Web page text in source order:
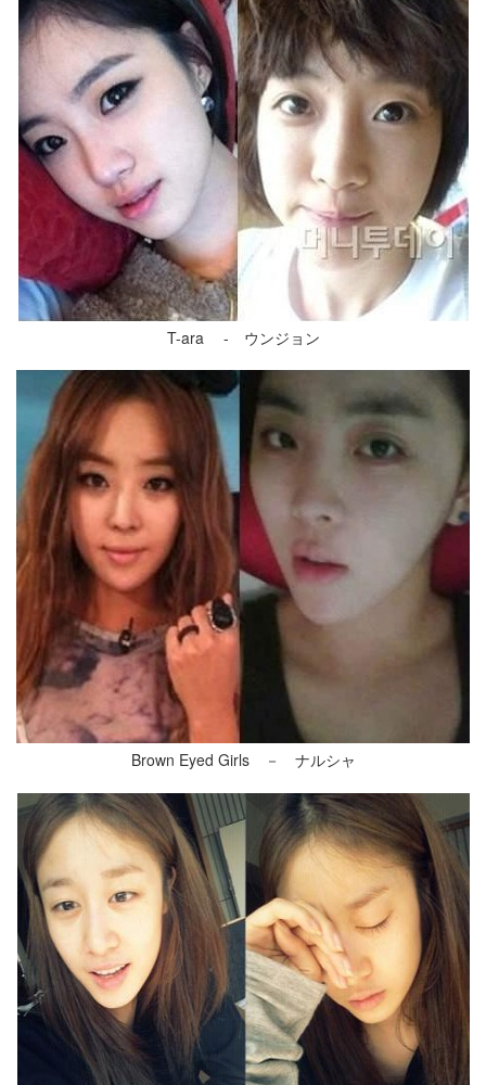
T-ara - ウンジョン
Brown Eyed Girls － ナルシャ